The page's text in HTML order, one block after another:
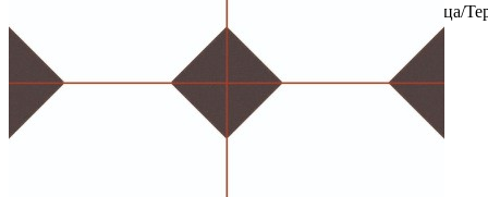
Холл и прихожая, Ванная комната, Кухня, Улица/
Имитация поверхности
Геометрия
Поверхность
Белый
Единица измер. коллекциим2